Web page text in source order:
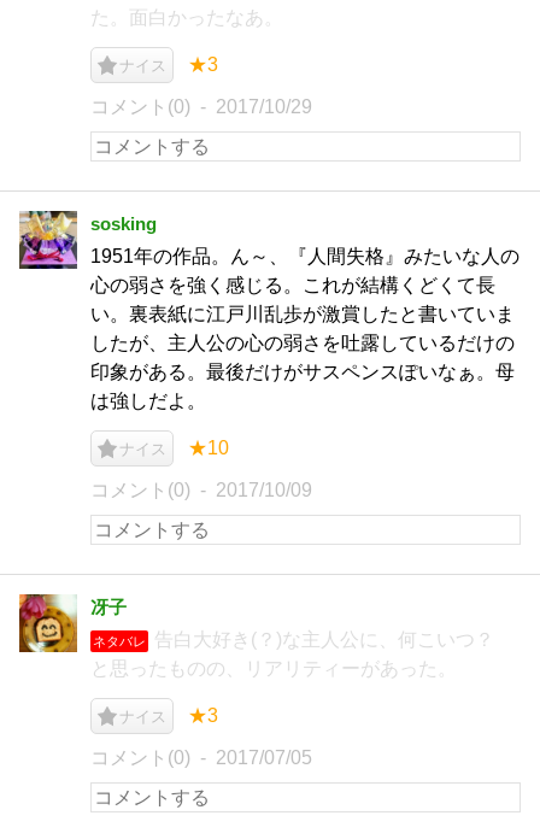
た。面白かったなあ。
ナイス ★3
コメント(0) 2017/10/29
sosking
1951年の作品。ん～、『人間失格』みたいな人の
心の弱さを強く感じる。これが結構くどくて長
い。裏表紙に江戸川乱歩が激賞したと書いていま
したが、主人公の心の弱さを吐露しているだけの
印象がある。最後だけがサスペンスぽいなぁ。母
は強しだよ。
ナイス ★10
コメント(0) 2017/10/09
冴子
ネタバレ
告白大好き(？)な主人公に、何こいつ？
と思ったものの、リアリティーがあった。
ナイス ★3
コメント(0) 2017/07/05